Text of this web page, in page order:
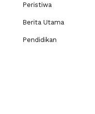
Peristiwa
Berita Utama
Pendidikan